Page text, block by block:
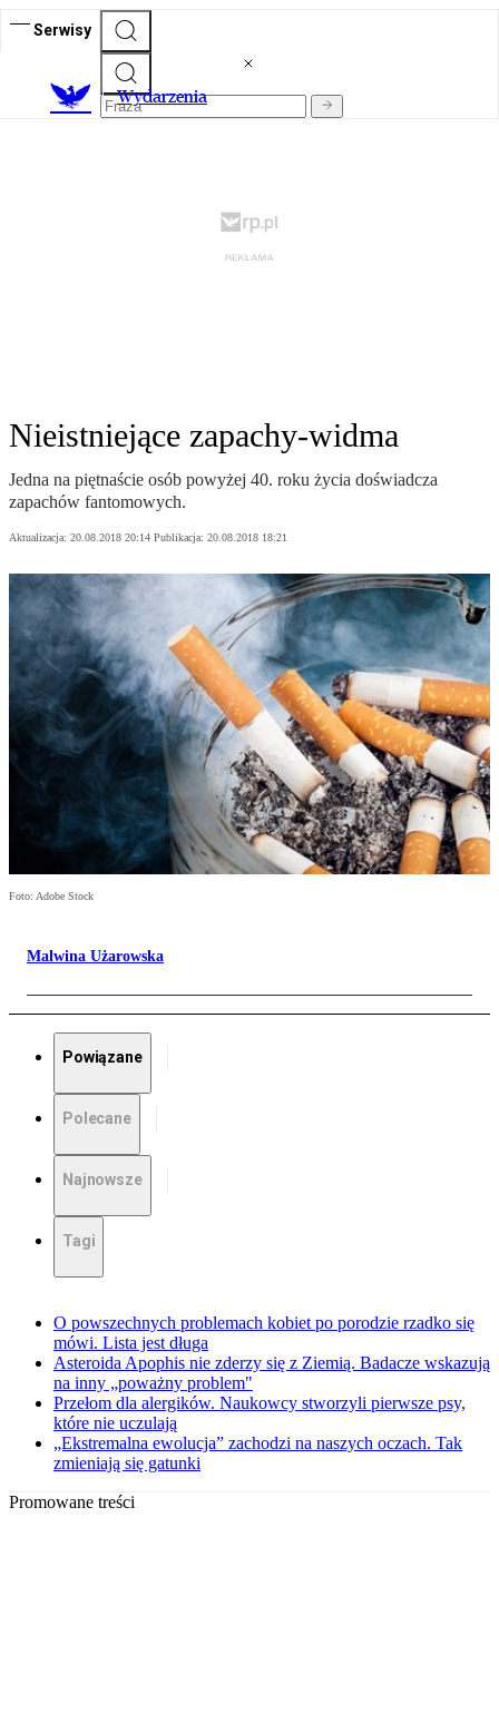
Serwisy
Wydarzenia
Nieistniejące zapachy-widma
Jedna na piętnaście osób powyżej 40. roku życia doświadcza
zapachów fantomowych.
Aktualizacja: 20.08.2018 20:14 Publikacja: 20.08.2018 18:21
Foto: Adobe Stock
Malwina Użarowska
Powiązane
Polecane
Najnowsze
Tagi
O powszechnych problemach kobiet po porodzie rzadko się
mówi. Lista jest długa
Asteroida Apophis nie zderzy się z Ziemią. Badacze wskazują
na inny „poważny problem"
Przełom dla alergików. Naukowcy stworzyli pierwsze psy,
które nie uczulają
„Ekstremalna ewolucja” zachodzi na naszych oczach. Tak
zmieniają się gatunki
Promowane treści